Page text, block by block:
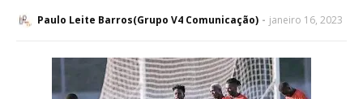
Paulo Leite Barros(Grupo V4 Comunicação) janeiro 16, 2023